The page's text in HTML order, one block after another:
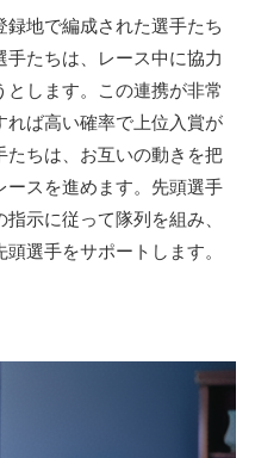
地で編成された選手たち
たちは、レース中に協力
とします。この連携が非常
れば高い確率で上位入賞が
たちは、お互いの動きを把
ースを進めます。先頭選手
示に従って隊列を組み、
選手をサポートします。